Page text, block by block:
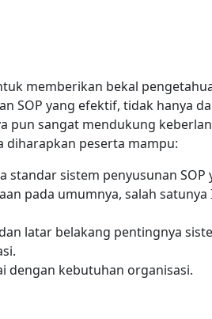
memberikan bekal
SOP yang efektif, tidak hanya
pun sangat mendukung
diharapkan peserta mampu:
standar sistem penyusunan
pada umumnya, salah
latar belakang pentingnya
dengan kebutuhan organisasi.